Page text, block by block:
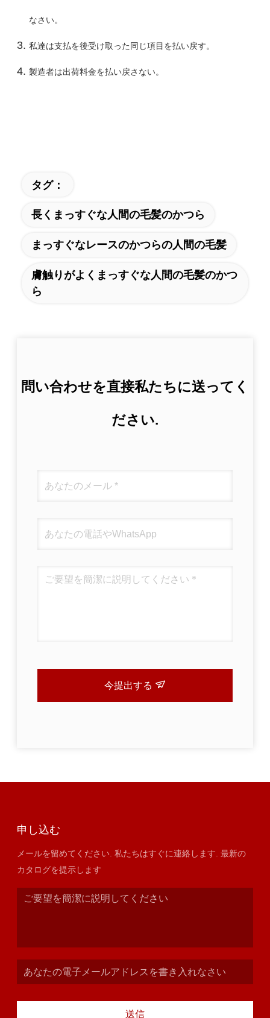
なさい。
私達は支払を後受け取った同じ項目を払い戻す。
製造者は出荷料金を払い戻さない。
タグ：
長くまっすぐな人間の毛髪のかつら
まっすぐなレースのかつらの人間の毛髪
膚触りがよくまっすぐな人間の毛髪のかつ
ら
問い合わせを直接私たちに送ってく
ださい.
今提出する
申し込む
メールを留めてください. 私たちはすぐに連絡します. 最新の
カタログを提示します
送信